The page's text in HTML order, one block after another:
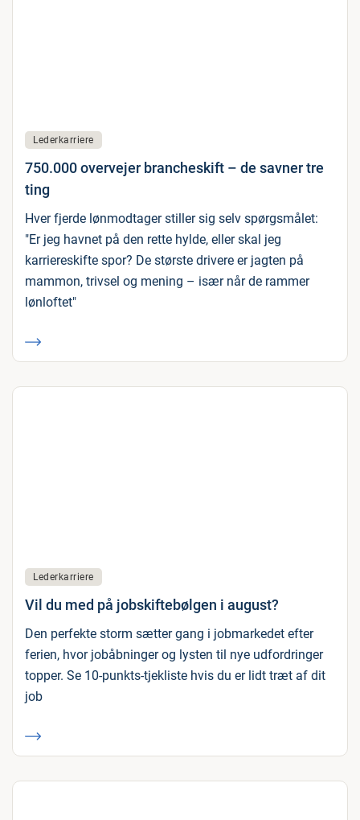
Lederkarriere
750.000 overvejer brancheskift – de savner tre
ting
Hver fjerde lønmodtager stiller sig selv spørgsmålet:
"Er jeg havnet på den rette hylde, eller skal jeg
karriereskifte spor? De største drivere er jagten på
mammon, trivsel og mening – især når de rammer
lønloftet"
Lederkarriere
Vil du med på jobskiftebølgen i august?
Den perfekte storm sætter gang i jobmarkedet efter
ferien, hvor jobåbninger og lysten til nye udfordringer
topper. Se 10-punkts-tjekliste hvis du er lidt træt af dit
job